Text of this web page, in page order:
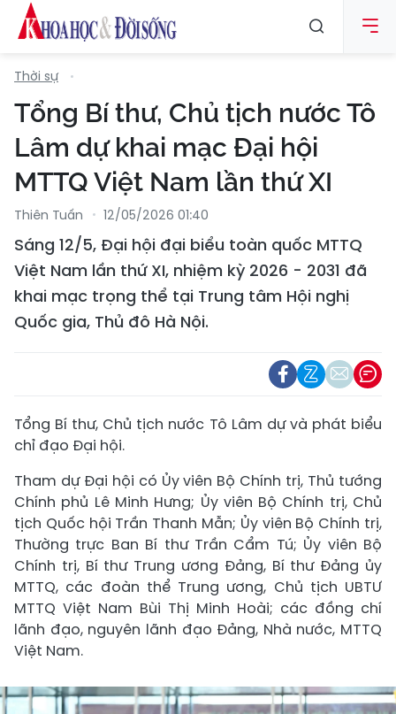
Thời sự
Tổng Bí thư, Chủ tịch nước Tô
Lâm dự khai mạc Đại hội
MTTQ Việt Nam lần thứ XI
Thiên Tuấn 12/05/2026 01:40
Sáng 12/5, Đại hội đại biểu toàn quốc MTTQ
Việt Nam lần thứ XI, nhiệm kỳ 2026 - 2031 đã
khai mạc trọng thể tại Trung tâm Hội nghị
Quốc gia, Thủ đô Hà Nội.
Tổng Bí thư, Chủ tịch nước Tô Lâm dự và phát biểu
chỉ đạo Đại hội.
Tham dự Đại hội có Ủy viên Bộ Chính trị, Thủ tướng
Chính phủ Lê Minh Hưng; Ủy viên Bộ Chính trị, Chủ
tịch Quốc hội Trần Thanh Mẫn; Ủy viên Bộ Chính trị,
Thường trực Ban Bí thư Trần Cẩm Tú; Ủy viên Bộ
Chính trị, Bí thư Trung ương Đảng, Bí thư Đảng ủy
MTTQ, các đoàn thể Trung ương, Chủ tịch UBTƯ
MTTQ Việt Nam Bùi Thị Minh Hoài; các đồng chí
lãnh đạo, nguyên lãnh đạo Đảng, Nhà nước, MTTQ
Việt Nam.